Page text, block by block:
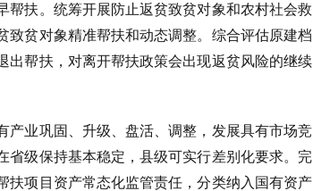
帮扶。统筹开展防止返贫致贫对象和农村社会救
致贫对象精准帮扶和动态调整。综合评估原建档
出帮扶，对离开帮扶政策会出现返贫风险的继续
产业巩固、升级、盘活、调整，发展具有市场竞
省级保持基本稳定，县级可实行差别化要求。完
扶项目资产常态化监管责任，分类纳入国有资产